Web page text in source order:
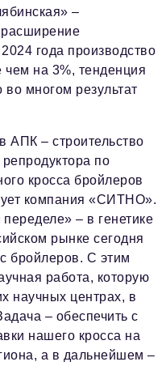
–
года производство
на 3%, тенденция
во многом результат
АПК – строительство
по
кросса бройлеров
компания «СИТНО».
– в генетике
рынке сегодня
бройлеров. С этим
работа, которую
научных центрах, в
– обеспечить с
нашего кросса на
а в дальнейшем –